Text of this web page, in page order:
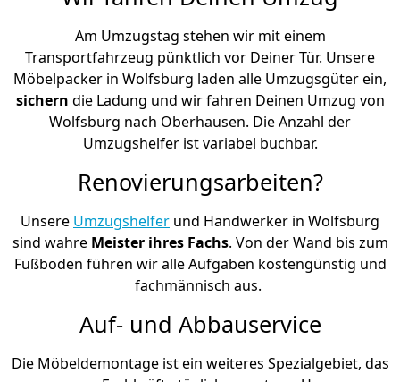
Am Umzugstag stehen wir mit einem
Transportfahrzeug pünktlich vor Deiner Tür. Unsere
Möbelpacker in Wolfsburg laden alle Umzugsgüter ein,
sichern die Ladung und wir fahren Deinen Umzug von
Wolfsburg nach Oberhausen. Die Anzahl der
Umzugshelfer ist variabel buchbar.
Renovierungsarbeiten?
Unsere Umzugshelfer und Handwerker in Wolfsburg
sind wahre Meister ihres Fachs. Von der Wand bis zum
Fußboden führen wir alle Aufgaben kostengünstig und
fachmännisch aus.
Auf- und Abbauservice
Die Möbeldemontage ist ein weiteres Spezialgebiet, das